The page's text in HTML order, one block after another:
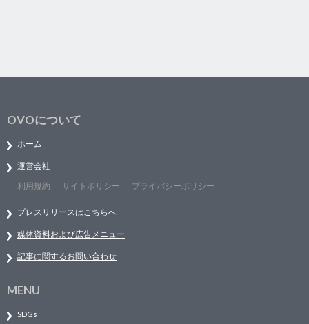
OVOについて
ホーム
運営会社
利用規約
サイトポリシー プライバシーポリシー
プレスリリースはこちらへ
媒体資料および広告メニュー
記事に関するお問い合わせ
MENU
SDGs